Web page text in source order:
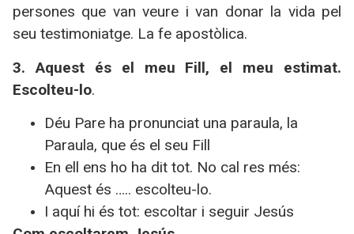
persones que van veure i van donar la vida pel
seu testimoniatge. La fe apostòlica.
3.
Aquest és el meu Fill, el meu estimat.
Escolteu-lo.
Déu Pare ha pronunciat una paraula, la
Paraula, que és el seu Fill
En ell ens ho ha dit tot. No cal res més:
Aquest és ….. escolteu-lo.
I aquí hi és tot: escoltar i seguir Jesús